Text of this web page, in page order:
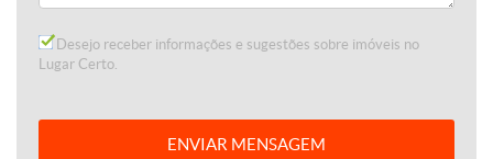
Desejo receber informações e sugestões sobre imóveis no
Lugar Certo.
ENVIAR MENSAGEM